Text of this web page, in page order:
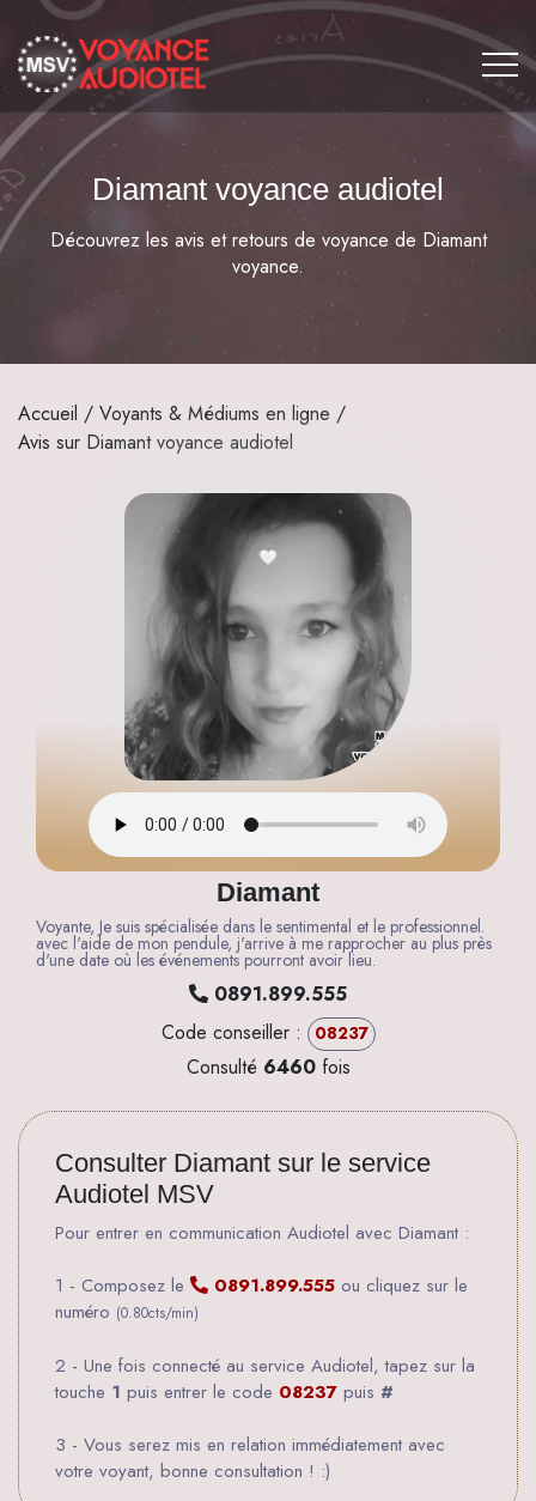
Diamant voyance audiotel
Découvrez les avis et retours de voyance de Diamant
voyance.
Accueil / Voyants & Médiums en ligne /
Avis sur Diamant voyance audiotel
Diamant
Voyante, Je suis spécialisée dans le sentimental et le professionnel.
avec l'aide de mon pendule, j'arrive à me rapprocher au plus près
d'une date où les événements pourront avoir lieu.
0891.899.555
Code conseiller :
08237
Consulté 6460fois
Consulter Diamant sur le service
Audiotel MSV
Pour entrer en communication Audiotel avec Diamant :
1 - Composez le
0891.899.555 ou cliquez sur le
numéro (0.80cts/min)
2 - Une fois connecté au service Audiotel, tapez sur la
touche 1 puis entrer le code 08237 puis #
3 - Vous serez mis en relation immédiatement avec
votre voyant, bonne consultation ! :)